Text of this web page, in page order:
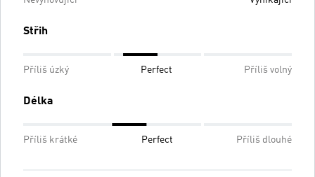
Střih
Příliš úzký Perfect Příliš volný
Délka
Příliš krátké Perfect Příliš dlouhé